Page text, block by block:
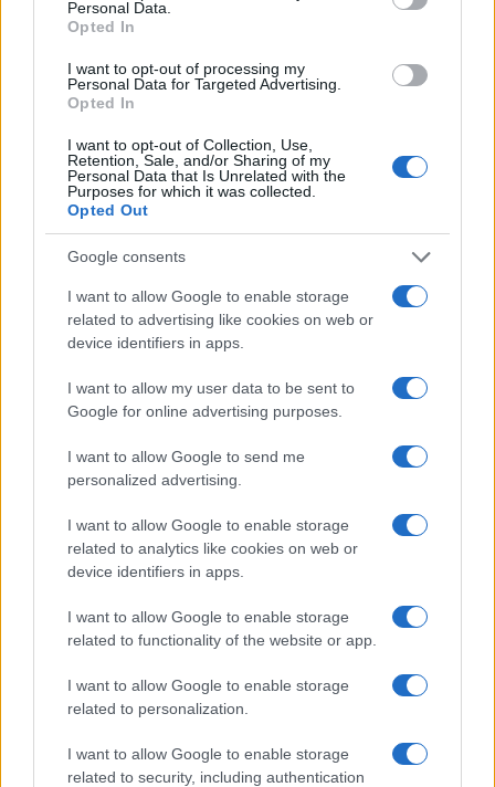
Personal Data.
Opted In
I want to opt-out of processing my
Personal Data for Targeted Advertising.
Opted In
I want to opt-out of Collection, Use,
Retention, Sale, and/or Sharing of my
Personal Data that Is Unrelated with the
Purposes for which it was collected.
Opted Out
Google consents
I want to allow Google to enable storage
related to advertising like cookies on web or
device identifiers in apps.
I want to allow my user data to be sent to
Google for online advertising purposes.
I want to allow Google to send me
personalized advertising.
I want to allow Google to enable storage
related to analytics like cookies on web or
device identifiers in apps.
I want to allow Google to enable storage
related to functionality of the website or app.
I want to allow Google to enable storage
related to personalization.
I want to allow Google to enable storage
related to security, including authentication
cambiamenti normativi e alle aspettative dei
investire in ricerca e sviluppo per sviluppare nuove
soluzioni sostenibili, collaborare con altre imprese e
stakeholder per affrontare le sfide globali e
monitorare continuamente le proprie performance
La sostenibilità è diventata una necessità per il
successo a lungo termine delle aziende. Adottando
strategieESG, le imprese possono contribuire a un
futuro migliore e, al contempo, ottenere vantaggi
competitivi significativi nel mercato globale.
AUTORE
Staff